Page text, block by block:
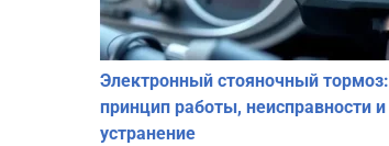
Электронный стояночный тормоз:
принцип работы, неисправности и
устранение